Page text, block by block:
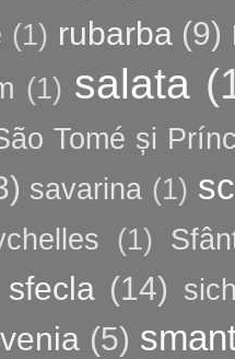
(1) rubarba (9)
(1) salata
Tomé și
savarina (1)
(1)
sfecla (14)
(5)